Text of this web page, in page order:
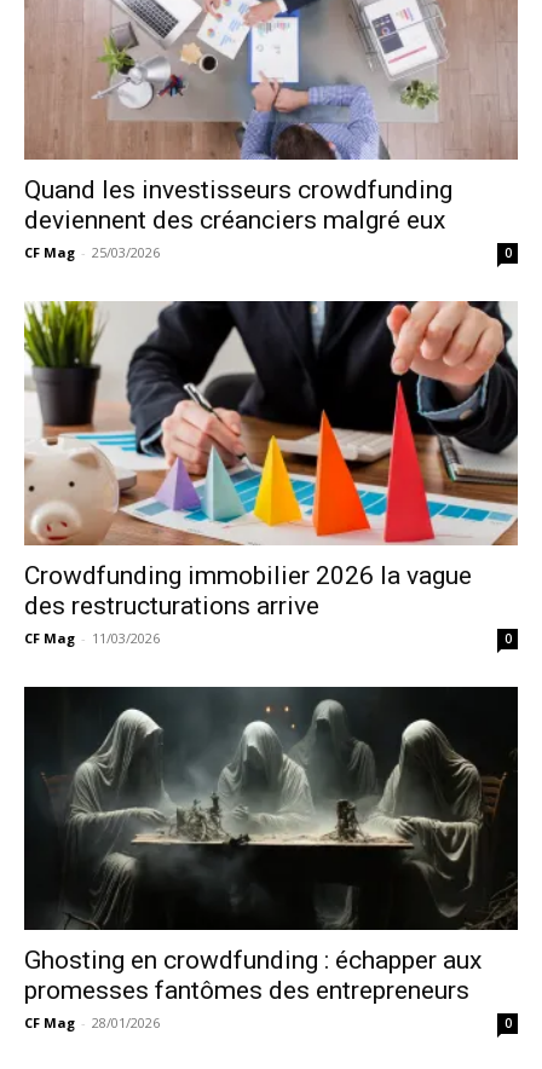
Quand les investisseurs crowdfunding
deviennent des créanciers malgré eux
CF Mag - 25/03/2026 0
Crowdfunding immobilier 2026 la vague
des restructurations arrive
CF Mag - 11/03/2026 0
Ghosting en crowdfunding : échapper aux
promesses fantômes des entrepreneurs
CF Mag - 28/01/2026 0